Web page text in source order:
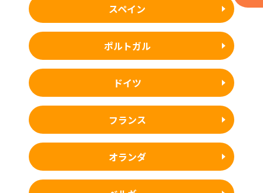
スペイン
ポルトガル
ドイツ
フランス
オランダ